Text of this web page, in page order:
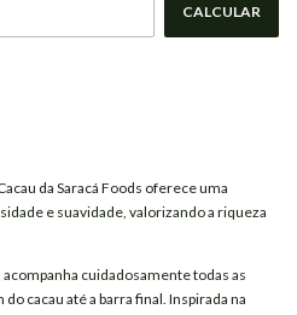
CALCULAR
da Saracá Foods oferece uma
e suavidade, valorizando a riqueza
acompanha cuidadosamente todas as
cacau até a barra final. Inspirada na